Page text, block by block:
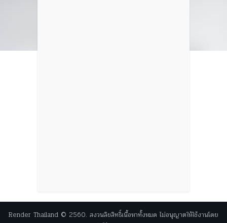
Render Thailand © 2560. สงวนลิขสิทธิ์เนื้อหาทั้งหมด ไม่อนุญาตให้ใช้งานโดย